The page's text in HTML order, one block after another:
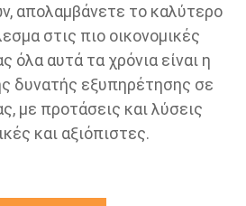
απολαμβάνετε το καλύτερο
στις πιο οικονομικές
όλα αυτά τα χρόνια είναι η
δυνατής εξυπηρέτησης σε
με προτάσεις και λύσεις
και αξιόπιστες.